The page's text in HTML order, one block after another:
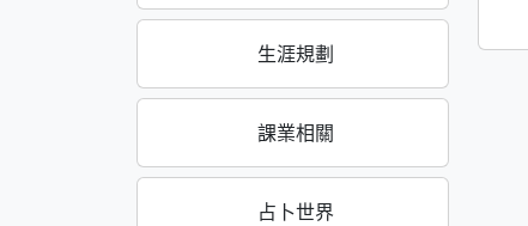
生涯規劃
課業相關
占卜世界